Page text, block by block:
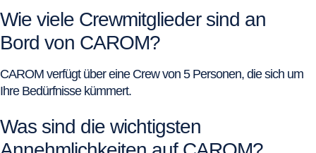
Wie viele Crewmitglieder sind an
Bord von CAROM?
CAROM verfügt über eine Crew von 5 Personen, die sich um
Ihre Bedürfnisse kümmert.
Was sind die wichtigsten